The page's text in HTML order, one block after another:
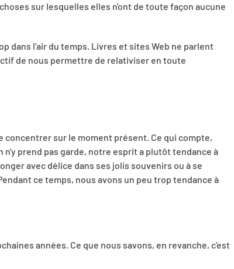
sur lesquelles elles n'ont de toute façon aucune
dans l'air du temps. Livres et sites Web ne parlent
de nous permettre de relativiser en toute
concentrer sur le moment présent. Ce qui compte,
n'y prend pas garde, notre esprit a plutôt tendance à
avec délice dans ses jolis souvenirs ou à se
ce temps, nous avons un peu trop tendance à
années. Ce que nous savons, en revanche, c'est